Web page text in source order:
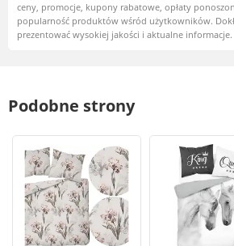
ceny, promocje, kupony rabatowe, opłaty
popularność produktów wśród użytkowników.
prezentować wysokiej jakości i aktualne informacje.
Podobne strony